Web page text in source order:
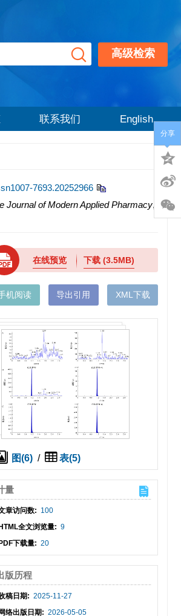
高级检索
联系我们 English
7693.20252966
Journal of Modern Applied Pharmacy,
在线预览 下载(3.5MB)
机阅读 导出引用 XML下载
图(6) / 表(5)
量
章访问数: 100
HTML全文浏览量: 9
PDF下载量: 20
版历程
稿日期: 2025-11-27
网络出版日期: 2026-05-05
分享